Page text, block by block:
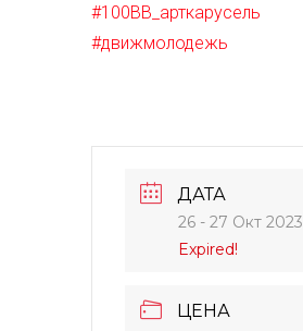
#100ВВ_арткарусель
#движмолодежь
ДАТА
26 - 27 Окт 2023
Expired!
ЦЕНА